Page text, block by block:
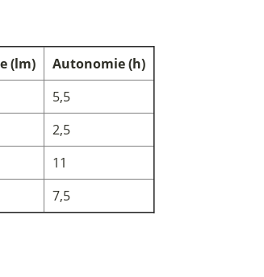
(lm)
Autonomie (h)
5,5
2,5
11
7,5